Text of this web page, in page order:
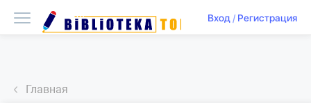
Вход/ Регистрация
Главная